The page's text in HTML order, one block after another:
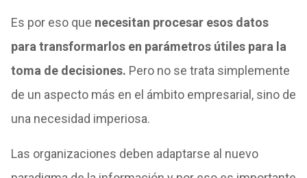
Es por eso que necesitan procesar esos datos
para transformarlos en parámetros útiles para la
toma de decisiones. Pero no se trata simplemente
de un aspecto más en el ámbito empresarial, sino de
una necesidad imperiosa.
Las organizaciones deben adaptarse al nuevo